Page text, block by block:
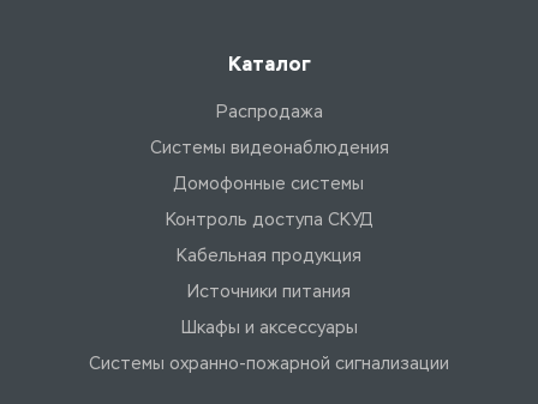
Каталог
Распродажа
Системы видеонаблюдения
Домофонные системы
Контроль доступа СКУД
Кабельная продукция
Источники питания
Шкафы и аксессуары
Системы охранно-пожарной сигнализации